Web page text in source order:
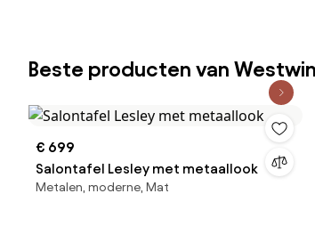
Beste producten van
€ 699
Salontafel Lesley met metaallook
Metalen, moderne, Mat